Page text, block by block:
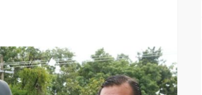
CANCÚN DESTACADAS
Brigadistas contienen
incendio forestal en la